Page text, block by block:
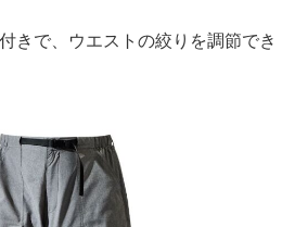
きで、ウエストの絞りを調節でき